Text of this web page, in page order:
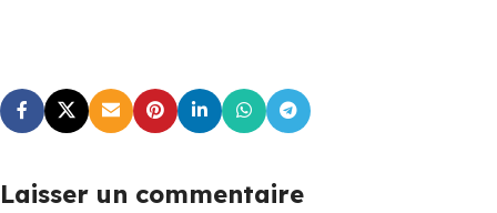
Laisser un commentaire